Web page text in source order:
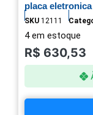
placa
SKU 12111
4 em estoque
R$ 630,53